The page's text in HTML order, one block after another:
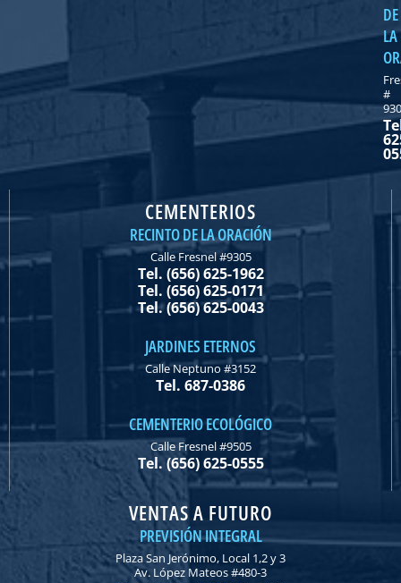
DE
LA
#
CEMENTERIOS
RECINTO DE LA ORACIÓN
Calle Fresnel #9305
Tel. (656) 625-1962
Tel. (656) 625-0171
Tel. (656) 625-0043
JARDINES ETERNOS
Calle Neptuno #3152
Tel. 687-0386
CEMENTERIO ECOLÓGICO
Calle Fresnel #9505
Tel. (656) 625-0555
VENTAS A FUTURO
PREVISIÓN INTEGRAL
Plaza San Jerónimo, Local 1,2 y 3
Av. López Mateos #480-3